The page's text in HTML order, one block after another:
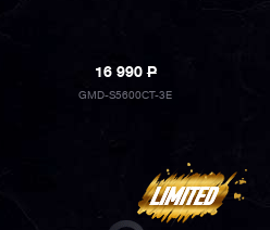
16 990P
GMD-S5600CT-3E